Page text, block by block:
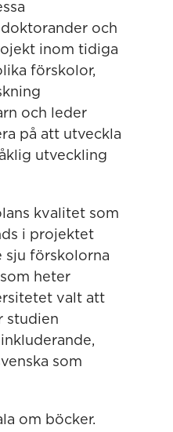
och
inom tidiga
förskolor,
och leder
på att utveckla
utveckling
kvalitet som
i projektet
sju förskolorna
heter
valt att
studien
som
om böcker.